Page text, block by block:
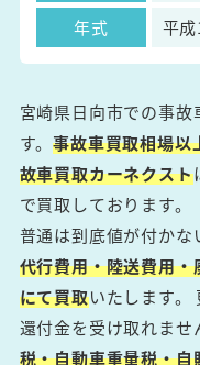
年式
平
宮崎県日向市での事
す。事故車買取相場以
故車買取カーネクスト
で買取しております。
普通は到底値が付か
代行費用・陸送費用
にて買取いたします。
還付金を受け取れませ
税・自動車重量税・